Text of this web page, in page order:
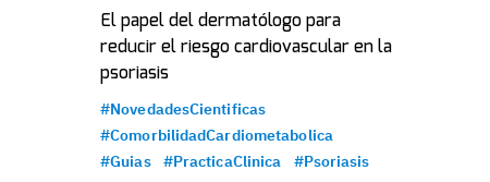
El papel del dermatólogo para
reducir el riesgo cardiovascular en la
psoriasis
#NovedadesCientificas
#ComorbilidadCardiometabolica
#Guias
#PracticaClinica #Psoriasis